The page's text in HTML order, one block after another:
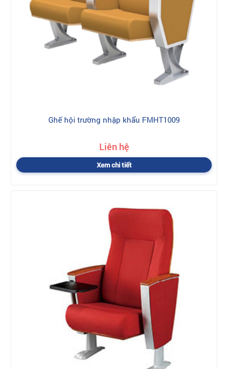
Ghế hội trường nhập khẩu FMHT1009
Liên hệ
Xem chi tiết